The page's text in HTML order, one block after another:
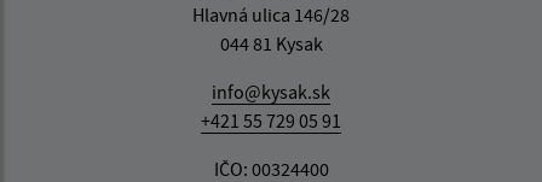
Hlavná ulica 146/28
044 81 Kysak
info@kysak.sk
+421 55 729 05 91
IČO: 00324400